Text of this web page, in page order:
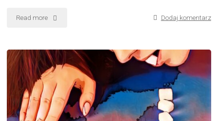
Read more "Fantasmagoria,
przepowiednia
o
polskim
węglu"
Dodaj komentarz